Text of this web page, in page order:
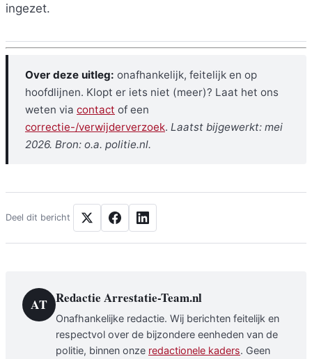
ingezet.
Over deze uitleg: onafhankelijk, feitelijk en op
hoofdlijnen. Klopt er iets niet (meer)? Laat het ons
weten via contact of een
correctie-/verwijderverzoek. Laatst bijgewerkt: mei
2026. Bron: o.a. politie.nl.
Deel dit bericht
AT Redactie Arrestatie-Team.nl
Onafhankelijke redactie. Wij berichten feitelijk en
respectvol over de bijzondere eenheden van de
politie, binnen onze redactionele kaders. Geen